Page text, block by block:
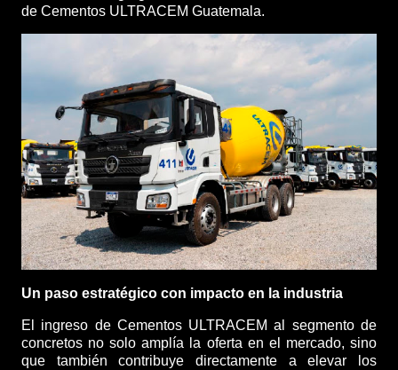
de Cementos ULTRACEM Guatemala.
Un paso estratégico con impacto en la industria
El ingreso de Cementos ULTRACEM al segmento de
concretos no solo amplía la oferta en el mercado, sino
que también contribuye directamente a elevar los